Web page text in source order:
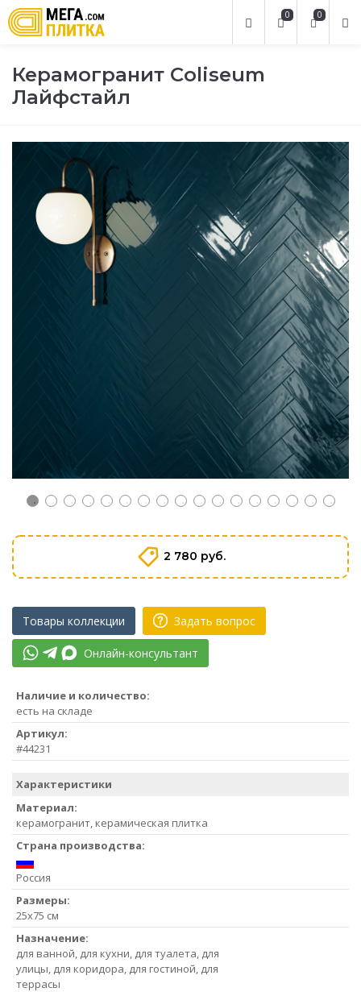
0
0
Керамогранит Coliseum
Лайфстайл
2 780 руб.
Товары коллекции Задать вопрос
Онлайн-консультант
Наличие и количество:
есть на складе
Артикул:
#44231
Характеристики
Материал:
керамогранит, керамическая плитка
Страна производства:
Россия
Размеры:
25x75 см
Назначение:
для ванной, для кухни, для туалета, для
улицы, для коридора, для гостиной, для
террасы